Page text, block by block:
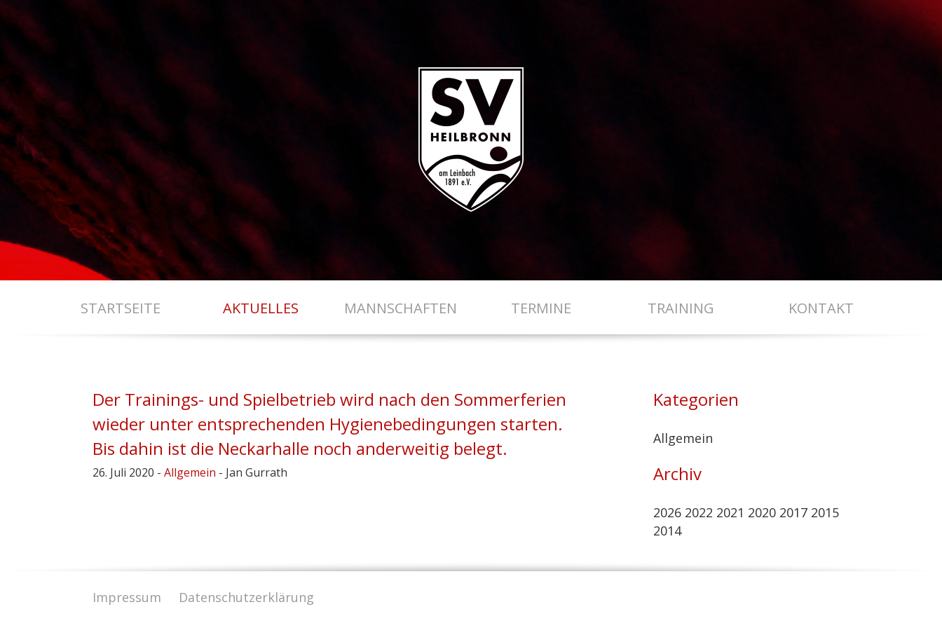
STARTSEITE AKTUELLES MANNSCHAFTEN TERMINE TRAINING KONTAKT
Der Trainings- und Spielbetrieb wird nach den Sommerferien
wieder unter entsprechenden Hygienebedingungen starten.
Bis dahin ist die Neckarhalle noch anderweitig belegt.
26. Juli 2020 - Allgemein - Jan Gurrath
Kategorien
Allgemein
Archiv
2026 2022 2021 2020 2017 2015
2014
Impressum Datenschutzerklärung